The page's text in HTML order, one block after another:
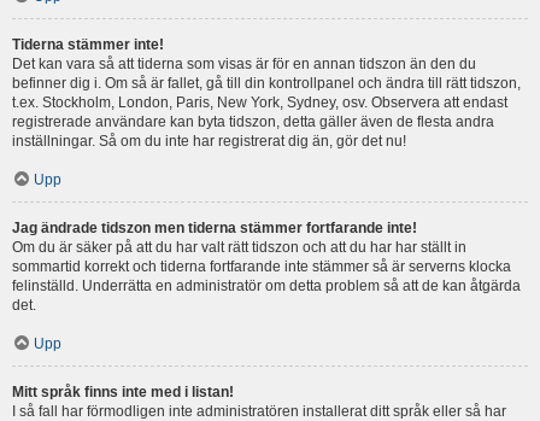
Tiderna stämmer inte!
Det kan vara så att tiderna som visas är för en annan tidszon än den du
befinner dig i. Om så är fallet, gå till din kontrollpanel och ändra till rätt tidszon,
t.ex. Stockholm, London, Paris, New York, Sydney, osv. Observera att endast
registrerade användare kan byta tidszon, detta gäller även de flesta andra
inställningar. Så om du inte har registrerat dig än, gör det nu!
Upp
Jag ändrade tidszon men tiderna stämmer fortfarande inte!
Om du är säker på att du har valt rätt tidszon och att du har har ställt in
sommartid korrekt och tiderna fortfarande inte stämmer så är serverns klocka
felinställd. Underrätta en administratör om detta problem så att de kan åtgärda
det.
Upp
Mitt språk finns inte med i listan!
I så fall har förmodligen inte administratören installerat ditt språk eller så har